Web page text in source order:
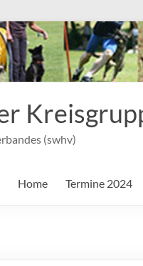
(swhv)
Home Termine 2024